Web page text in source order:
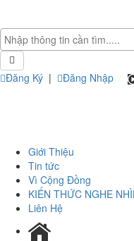
Đăng Ký | Đăng Nhập
Giới Thiệu
Tin tức
Vì Cộng Đồng
KIẾN THỨC NGHE
Liên Hệ